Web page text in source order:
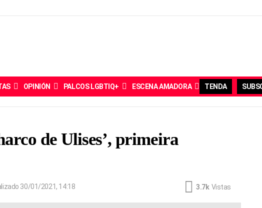
OPINIÓN PALCOS LGBTIQ+ ESCENA AMADORA TENDA
de Ulises’, primeira
30/01/2021, 14:18 3.7k Vistas